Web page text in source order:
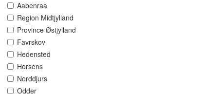
Aabenraa
Region Midtjylland
Province Østjylland
Favrskov
Hedensted
Horsens
Norddjurs
Odder